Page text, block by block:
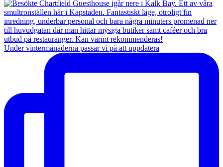
Under vintermånaderna passar vi på att uppdatera